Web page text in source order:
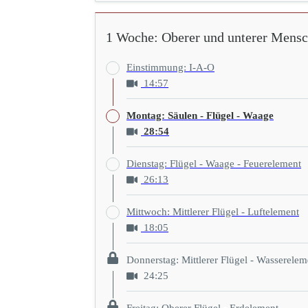
1 Woche: Oberer und unterer
Einstimmung: I-A-O
14:57
Montag: Säulen - Flügel - Waage
28:54
Dienstag: Flügel - Waage - Feuerelement
26:13
Mittwoch: Mittlerer Flügel - Luftelement
18:05
Donnerstag: Mittlerer Flügel -
24:25